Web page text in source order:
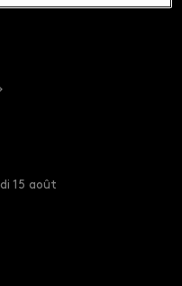
15 août